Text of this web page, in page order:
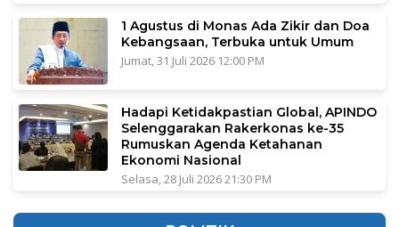
1 Agustus di Monas Ada Zikir dan Doa
Kebangsaan, Terbuka untuk Umum
Jumat, 31 Juli 2026 12:00 PM
Hadapi Ketidakpastian Global, APINDO
Selenggarakan Rakerkonas ke-35
Rumuskan Agenda Ketahanan
Ekonomi Nasional
Selasa, 28 Juli 2026 21:30 PM